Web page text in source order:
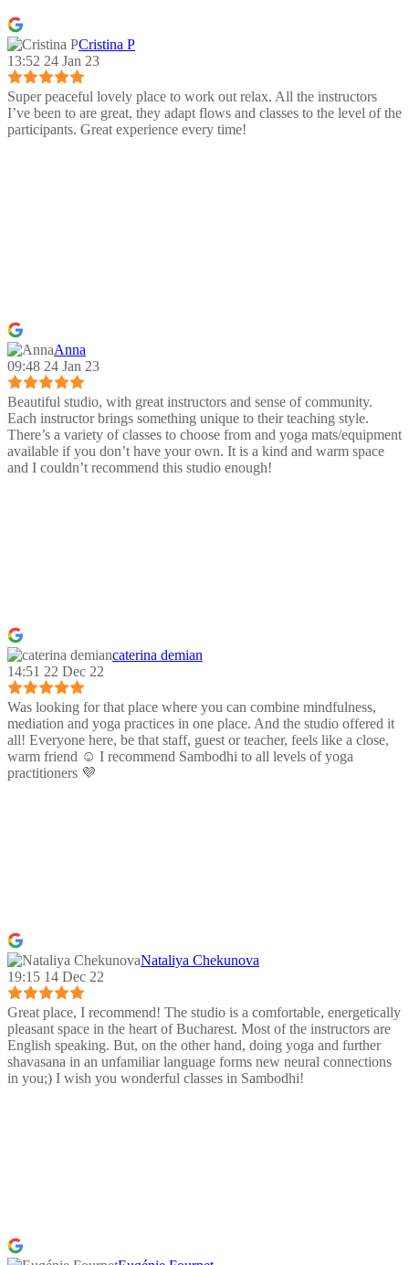
Cristina P
13:52 24 Jan 23
Super peaceful lovely place to work out relax. All the instructors
I’ve been to are great, they adapt flows and classes to the level of the
participants. Great experience every time!
Anna
09:48 24 Jan 23
Beautiful studio, with great instructors and sense of community.
Each instructor brings something unique to their teaching style.
There’s a variety of classes to choose from and yoga mats/equipment
available if you don’t have your own. It is a kind and warm space
and I couldn’t recommend this studio enough!
caterina demian
14:51 22 Dec 22
Was looking for that place where you can combine mindfulness,
mediation and yoga practices in one place. And the studio offered it
all! Everyone here, be that staff, guest or teacher, feels like a close,
warm friend ☺️ I recommend Sambodhi to all levels of yoga
practitioners 💜
Nataliya Chekunova
19:15 14 Dec 22
Great place, I recommend! The studio is a comfortable, energetically
pleasant space in the heart of Bucharest. Most of the instructors are
English speaking. But, on the other hand, doing yoga and further
shavasana in an unfamiliar language forms new neural connections
in you;) I wish you wonderful classes in Sambodhi!